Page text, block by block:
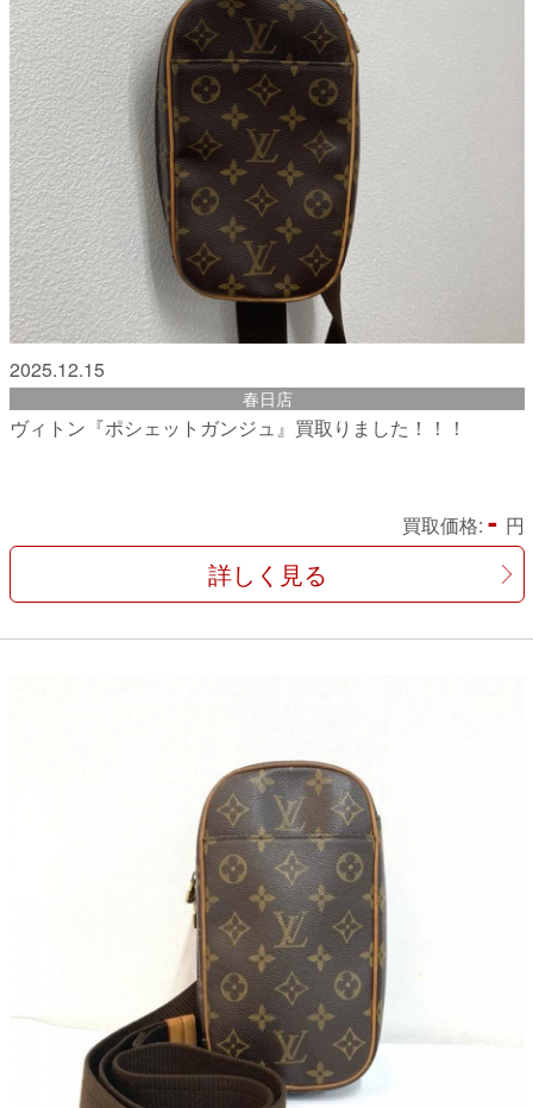
2025.12.15
春日店
ヴィトン『ポシェットガンジュ』買取りました！！！
買取価格: - 円
詳しく見る